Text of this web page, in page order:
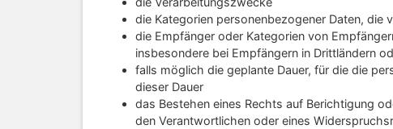
die Kategorien personenbezogener Daten, die
die Empfänger oder Kategorien von
insbesondere bei Empfängern in Drittländern
falls möglich die geplante Dauer, für die die
dieser Dauer
das Bestehen eines Rechts auf Berichtigung
den Verantwortlichen oder eines